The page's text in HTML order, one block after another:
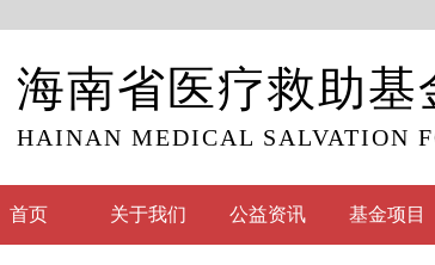
海南省医疗救助基
HAINAN MEDICAL SALVATION
首页 关于我们 公益资讯 基金项目